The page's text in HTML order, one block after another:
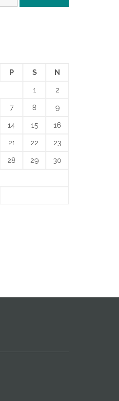
P S N
1
2
7 8
9
14 15
16
21 22
23
28 29
30